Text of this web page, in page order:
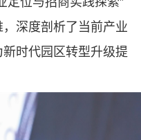
深度剖析了当前产业
时代园区转型升级提